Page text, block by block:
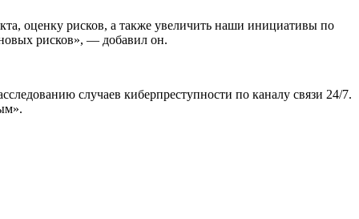
оценку рисков, а также увеличить наши инициативы по
рисков», — добавил он.
случаев киберпреступности по каналу связи 24/7.